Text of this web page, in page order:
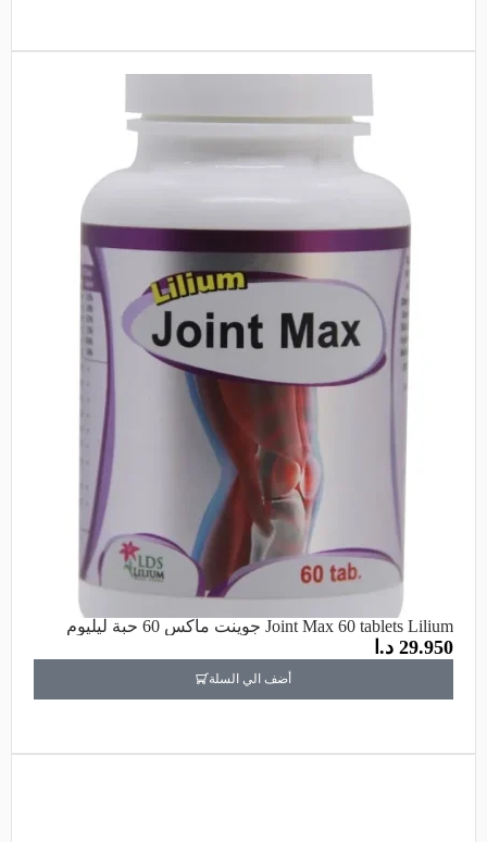
Joint Max 60 tablets Lilium جوينت ماكس 60 حبة ليليوم
29.950 د.ا
أضف الي السلة